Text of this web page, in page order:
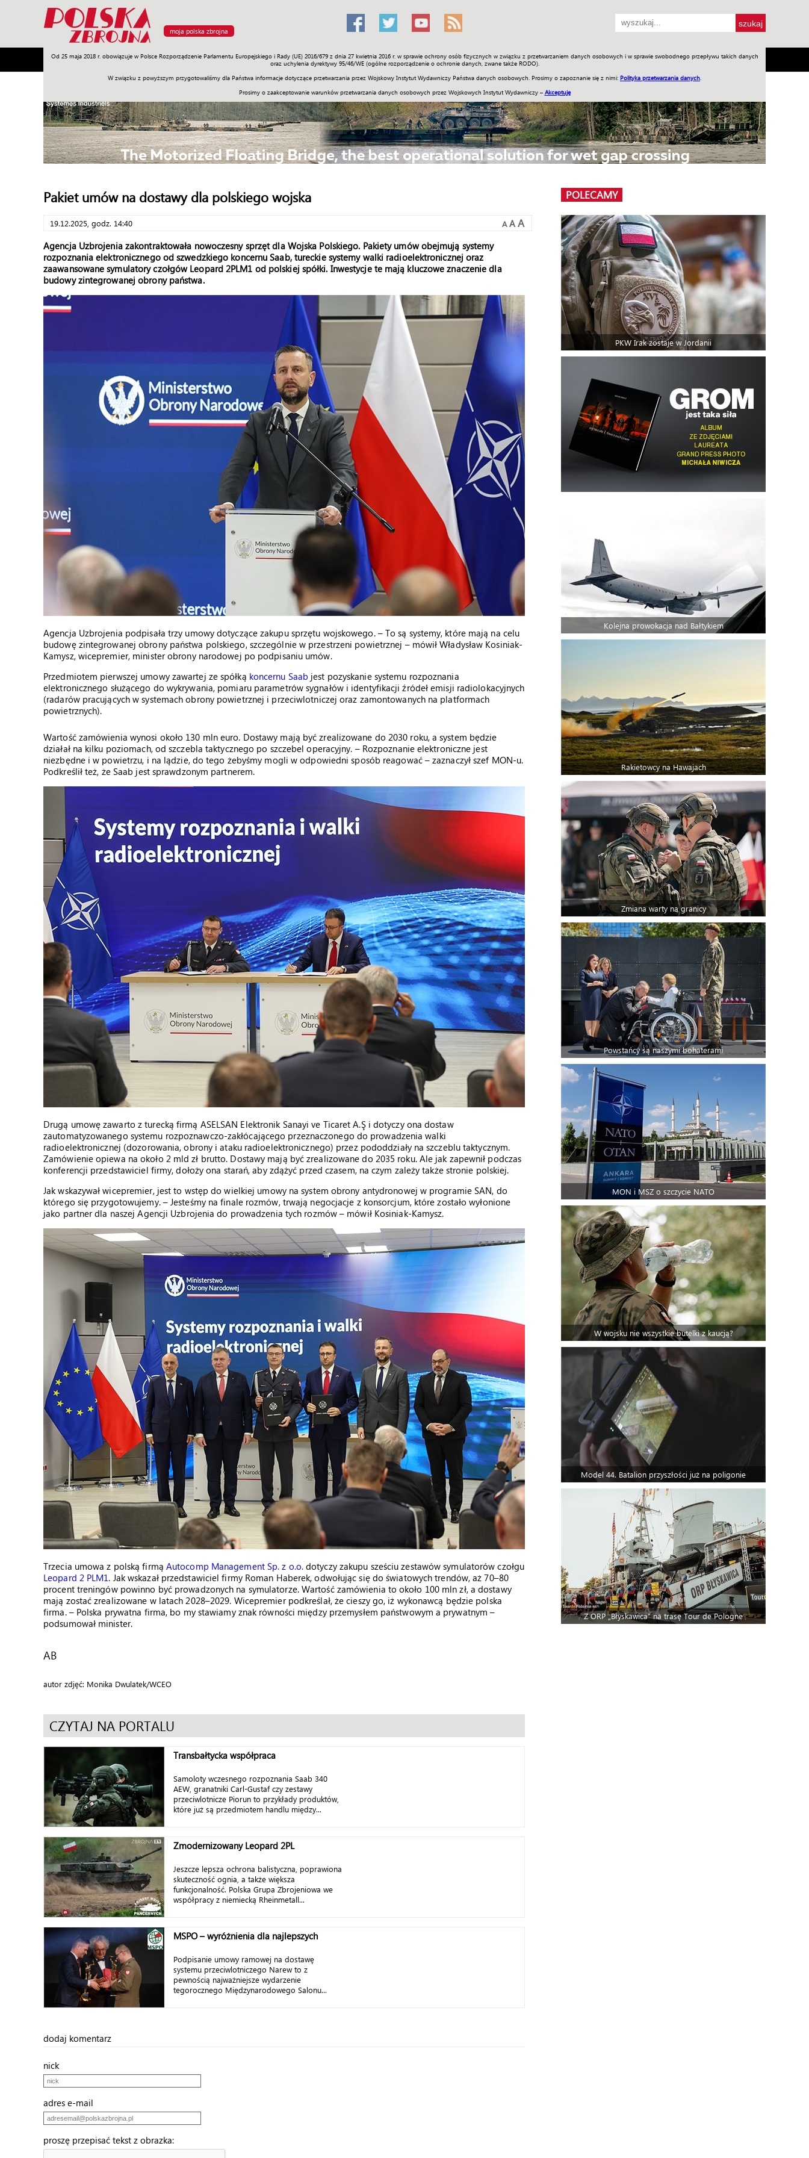
moja polska zbrojna
Od 25 maja 2018 r. obowiązuje w Polsce Rozporządzenie Parlamentu Europejskiego i Rady (UE) 2016/679 z dnia 27 kwietnia 2016 r. w sprawie ochrony osób fizycznych w związku z przetwarzaniem danych osobowych i w sprawie swobodnego przepływu takich danych
oraz uchylenia dyrektywy 95/46/WE (ogólne rozporządzenie o ochronie danych, zwane także RODO).
W związku z powyższym przygotowaliśmy dla Państwa informacje dotyczące przetwarzania przez Wojskowy Instytut Wydawniczy Państwa danych osobowych. Prosimy o zapoznanie się z nimi: Polityka przetwarzania danych
Prosimy o zaakceptowanie warunków przetwarzania danych osobowych przez Wojskowych Instytut Wydawniczy – Akceptuję
Armia Poligon Sprzęt Misje Polityka Prawo Świat Społeczność Sport Historia Galerie Wideo ENGLISH SKLEP Jednodniówki Praca w WIW
Pakiet umów na dostawy dla polskiego wojska
19.12.2025, godz. 14:40 A A A
Agencja Uzbrojenia zakontraktowała nowoczesny sprzęt dla Wojska Polskiego. Pakiety umów obejmują systemy
rozpoznania elektronicznego od szwedzkiego koncernu Saab, tureckie systemy walki radioelektronicznej oraz
zaawansowane symulatory czołgów Leopard 2PLM1 od polskiej spółki. Inwestycje te mają kluczowe znaczenie dla
budowy zintegrowanej obrony państwa.
Agencja Uzbrojenia podpisała trzy umowy dotyczące zakupu sprzętu wojskowego. – To są systemy, które mają na celu
budowę zintegrowanej obrony państwa polskiego, szczególnie w przestrzeni powietrznej – mówił Władysław Kosiniak-
Kamysz, wicepremier, minister obrony narodowej po podpisaniu umów.
Przedmiotem pierwszej umowy zawartej ze spółką koncernu Saab jest pozyskanie systemu rozpoznania
elektronicznego służącego do wykrywania, pomiaru parametrów sygnałów i identyfikacji źródeł emisji radiolokacyjnych
(radarów pracujących w systemach obrony powietrznej i przeciwlotniczej oraz zamontowanych na platformach
powietrznych).
Wartość zamówienia wynosi około 130 mln euro. Dostawy mają być zrealizowane do 2030 roku, a system będzie
działał na kilku poziomach, od szczebla taktycznego po szczebel operacyjny. – Rozpoznanie elektroniczne jest
niezbędne i w powietrzu, i na lądzie, do tego żebyśmy mogli w odpowiedni sposób reagować – zaznaczył szef MON-u.
Podkreślił też, że Saab jest sprawdzonym partnerem.
Drugą umowę zawarto z turecką firmą ASELSAN Elektronik Sanayi ve Ticaret A.Ş i dotyczy ona dostaw
zautomatyzowanego systemu rozpoznawczo-zakłócającego przeznaczonego do prowadzenia walki
radioelektronicznej (dozorowania, obrony i ataku radioelektronicznego) przez pododdziały na szczeblu taktycznym.
Zamówienie opiewa na około 2 mld zł brutto. Dostawy mają być zrealizowane do 2035 roku. Ale jak zapewnił podczas
konferencji przedstawiciel firmy, dołoży ona starań, aby zdążyć przed czasem, na czym zależy także stronie polskiej.
Jak wskazywał wicepremier, jest to wstęp do wielkiej umowy na system obrony antydronowej w programie SAN, do
którego się przygotowujemy. – Jesteśmy na finale rozmów, trwają negocjacje z konsorcjum, które zostało wyłonione
jako partner dla naszej Agencji Uzbrojenia do prowadzenia tych rozmów – mówił Kosiniak-Kamysz.
Trzecia umowa z polską firmą Autocomp Management Sp. z o.o.dotyczy zakupu sześciu zestawów symulatorów czołgu
Leopard 2 PLM1. Jak wskazał przedstawiciel firmy Roman Haberek, odwołując się do światowych trendów, aż 70–80
procent treningów powinno być prowadzonych na symulatorze. Wartość zamówienia to około 100 mln zł, a dostawy
mają zostać zrealizowane w latach 2028–2029. Wicepremier podkreślał, że cieszy go, iż wykonawcą będzie polska
firma. – Polska prywatna firma, bo my stawiamy znak równości między przemysłem państwowym a prywatnym –
podsumował minister.
AB
autor zdjęć: Monika Dwulatek/WCEO
CZYTAJ NA PORTALU
Transbałtycka współpraca
Samoloty wczesnego rozpoznania Saab 340
AEW, granatniki Carl-Gustaf czy zestawy
przeciwlotnicze Piorun to przykłady produktów,
które już są przedmiotem handlu między...
Zmodernizowany Leopard 2PL
Jeszcze lepsza ochrona balistyczna, poprawiona
skuteczność ognia, a także większa
funkcjonalność. Polska Grupa Zbrojeniowa we
współpracy z niemiecką Rheinmetall...
MSPO – wyróżnienia dla najlepszych
Podpisanie umowy ramowej na dostawę
systemu przeciwlotniczego Narew to z
pewnością najważniejsze wydarzenie
tegorocznego Międzynarodowego Salonu...
dodaj komentarz
nick
adres e-mail
proszę przepisać tekst z obrazka:
POLECAMY
PKW Irak zostaje w Jordanii
Kolejna prowokacja nad Bałtykiem
Rakietowcy na Hawajach
Zmiana warty na granicy
Powstańcy są naszymi bohaterami
MON i MSZ o szczycie NATO
W wojsku nie wszystkie butelki z kaucją?
Model 44. Batalion przyszłości już na poligonie
Z ORP „Błyskawica” na trasę Tour de Pologne